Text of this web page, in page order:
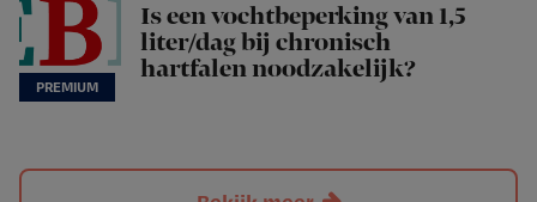
Is een vochtbeperking van 1,5
liter/dag bij chronisch
hartfalen noodzakelijk?